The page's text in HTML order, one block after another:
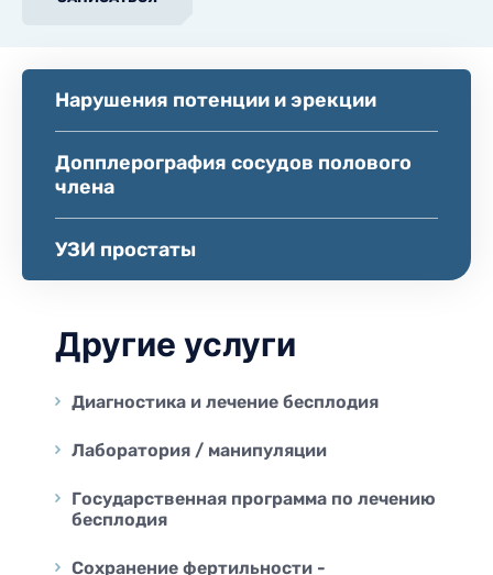
Нарушения потенции и эрекции
Допплерография сосудов полового
члена
УЗИ простаты
Другие услуги
Диагностика и лечение бесплодия
Лаборатория / манипуляции
Государственная программа по лечению
бесплодия
Сохранение фертильности -